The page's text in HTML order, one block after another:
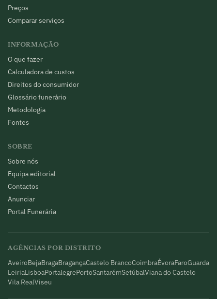
Preços
Comparar serviços
INFORMAÇÃO
O que fazer
Calculadora de custos
Direitos do consumidor
Glossário funerário
Metodologia
Fontes
SOBRE
Sobre nós
Equipa editorial
Contactos
Anunciar
Portal Funerária
AGÊNCIAS POR DISTRITO
AveiroBejaBragaBragançaCastelo BrancoCoimbraÉvoraFaroGuarda
LeiriaLisboaPortalegrePortoSantarémSetúbalViana do Castelo
Vila RealViseu